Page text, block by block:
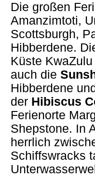
Die großen
Amanzimtoti,
Scottsburgh,
Hibberdene.
Küste
auch die
Hibberdene
der Hibiscus
Ferienorte
Shepstone. In
herrlich
Schiffswracks